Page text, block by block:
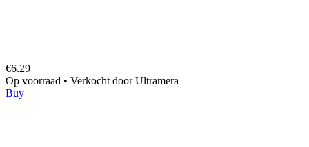
€6.29
Op voorraad • Verkocht doorUltramera
Buy